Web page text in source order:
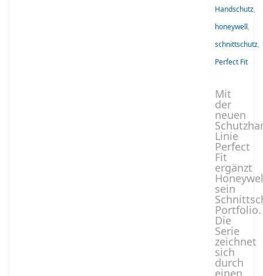
Handschutz,
honeywell,
schnittschutz,
Perfect Fit
Mit
der
neuen
Linie
Perfect
Fit
ergänzt
sein
Portfolio.
Die
Serie
zeichnet
sich
durch
einen